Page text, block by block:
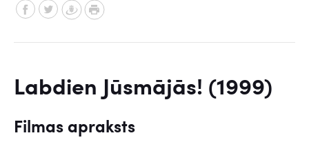
Labdien Jūsmājās! (1999)
Filmas apraksts